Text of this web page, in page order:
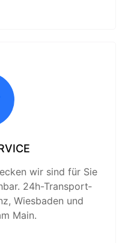
wir sind für Sie
24h-Transport­
Wiesbaden und
Main.